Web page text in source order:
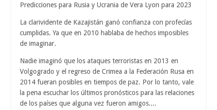
Predicciones para Rusia y Ucrania de Vera Lyon para 2023
La clarividente de Kazajistán ganó confianza con profecías
cumplidas. Ya que en 2010 hablaba de hechos imposibles
de imaginar.
Nadie imaginó que los ataques terroristas en 2013 en
Volgogrado y el regreso de Crimea a la Federación Rusa en
2014 fueran posibles en tiempos de paz. Por lo tanto, vale
la pena escuchar los últimos pronósticos para las relaciones
de los países que alguna vez fueron amigos....